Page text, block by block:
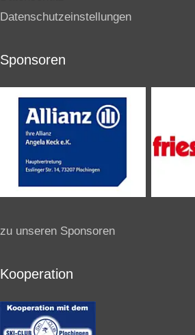
Datenschutzeinstellungen
Sponsoren
zu unseren Sponsoren
Kooperation